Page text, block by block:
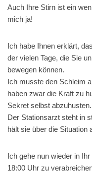
Auch Ihre Stirn ist ein
mich ja!
Ich habe Ihnen erklärt,
der vielen Tage, die Sie
bewegen können.
Ich musste den Schleim
haben zwar die Kraft zu
Sekret selbst abzuhusten.
Der Stationsarzt steht in
hält sie über die Situation
Ich gehe nun wieder in
18:00 Uhr zu